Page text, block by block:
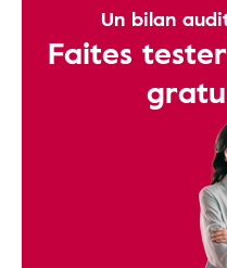
Un bilan
Faites